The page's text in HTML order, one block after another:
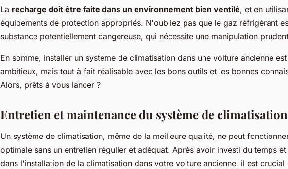
La recharge doit être faite dans un environnement bien ventilé, et en
équipements de protection appropriés. N'oubliez pas que le gaz réfrigérant
substance potentiellement dangereuse, qui nécessite une manipulation
En somme, installer un système de climatisation dans une voiture ancienne
ambitieux, mais tout à fait réalisable avec les bons outils et les bonnes
Alors, prêts à vous lancer ?
Entretien et maintenance du système de climatisation
Un système de climatisation, même de la meilleure qualité, ne peut
optimale sans un entretien régulier et adéquat. Après avoir investi du temps
dans l'installation de la climatisation dans votre voiture ancienne, il est crucial